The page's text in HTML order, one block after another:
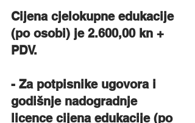
Cijena cjelokupne edukacije
(po osobi) je 2.600,00 kn +
PDV.
- Za potpisnike ugovora i
godišnje nadogradnje
licence cijena edukacije (po